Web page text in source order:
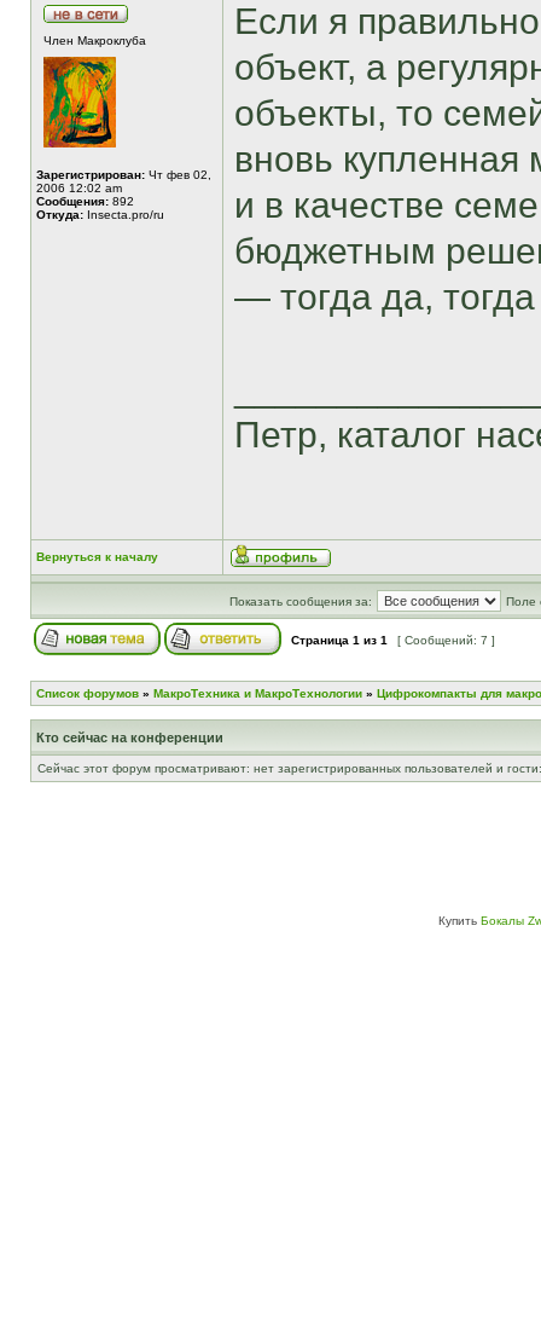
Член Макроклуба
Зарегистрирован: Чт фев 02,
2006 12:02 am
Сообщения: 892
Откуда: Insecta.pro/ru
Если я
объект, а
объекты, то
вновь
и в качестве
бюджетным
— тогда да,
Петр, каталог
Вернуться к началу
Показать сообщения за: Поле
Страница 1 из 1 [ Сообщений: 7 ]
Список форумов » МакроТехника и МакроТехнологии » Цифрокомпакты для
Кто сейчас на конференции
Сейчас этот форум просматривают: нет зарегистрированных пользователей и
Купить Бокалы